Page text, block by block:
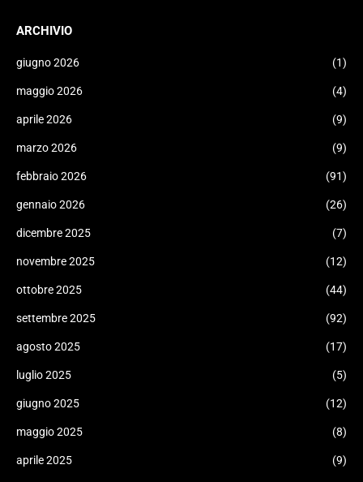
ARCHIVIO
giugno 2026 (1)
maggio 2026 (4)
aprile 2026 (9)
marzo 2026 (9)
febbraio 2026 (91)
gennaio 2026 (26)
dicembre 2025 (7)
novembre 2025 (12)
ottobre 2025 (44)
settembre 2025 (92)
agosto 2025 (17)
luglio 2025 (5)
giugno 2025 (12)
maggio 2025 (8)
aprile 2025 (9)